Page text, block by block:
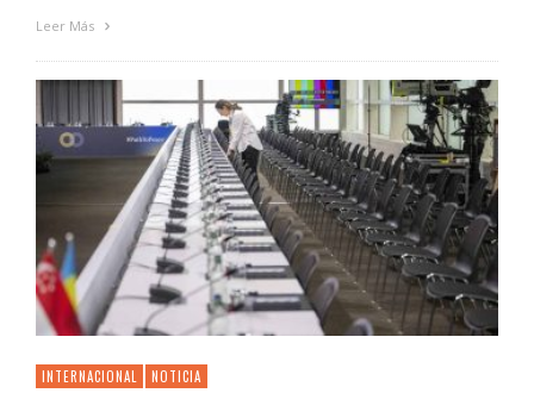
Leer Más
INTERNACIONAL NOTICIA